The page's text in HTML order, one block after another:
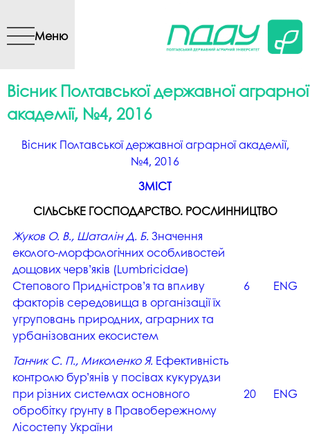
вмісту
Меню
Вісник Полтавської державної аграрної
академії, №4, 2016
Вісник Полтавської державної аграрної академії,
№4, 2016
ЗМІСТ
СІЛЬСЬКЕ ГОСПОДАРСТВО. РОСЛИННИЦТВО
Жуков О. В., Шаталін Д. Б. Значення
еколого-морфологічних особливостей
дощових черв’яків (Lumbricidae)
Степового Придністров’я та впливу
факторів середовища в організації їх
угруповань природних, аграрних та
урбанізованих екосистем
6 ENG
Танчик С. П., Миколенко Я. Ефективність
контролю бур’янів у посівах кукурудзи
при різних системах основного
обробітку ґрунту в Правобережному
Лісостепу України
20 ENG